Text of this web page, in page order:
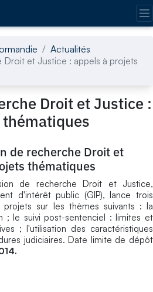
Actualités
et Justice : appels à projets
Droit et Justice :
de recherche Droit et
thématiques
de recherche Droit et Justice,
d'intérêt public (GIP), lance trois
projets sur les thèmes suivants : la
; le suivi post-sentenciel : limites et
; l'utilisation des caractéristiques
judiciaires. Date limite de dépôt